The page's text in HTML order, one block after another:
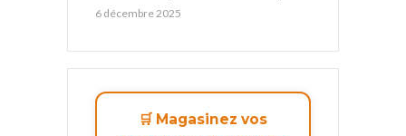
6 décembre 2025
🛒 Magasinez vos